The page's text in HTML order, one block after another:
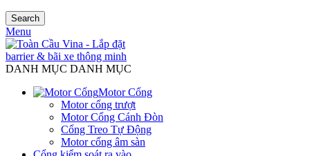
Search
Menu
DANH MỤC DANH MỤC
Motor Cổng
Motor cổng trượt
Motor Cổng Cánh Đòn
Cổng Treo Tự Động
Motor cổng âm sàn